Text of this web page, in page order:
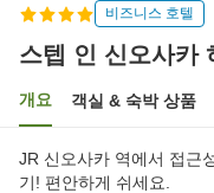
비즈니스 호텔
스텝 인 신오사카
개요 객실 & 숙박 상품
JR 신오사카 역에서 접근
기! 편안하게 쉬세요.